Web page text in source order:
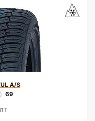
A/S
69